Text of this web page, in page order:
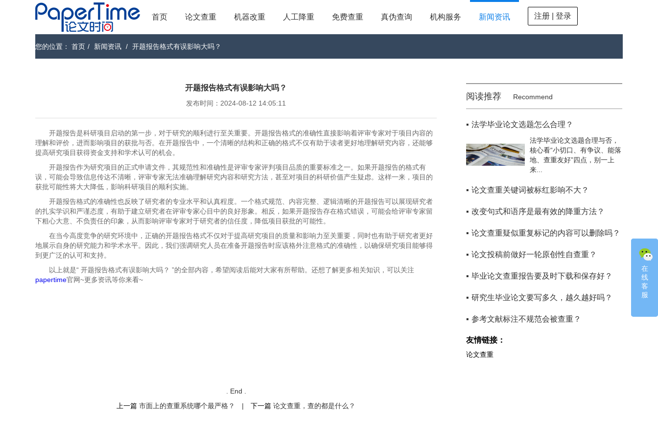
首页 论文查重 机器改重 人工降重 免费查重 真伪查询 机构服务 新闻资讯 注册 | 登录
在
线
客
服
您的位置： 首页 / 新闻资讯 / 开题报告格式有误影响大吗？
开题报告格式有误影响大吗？
发布时间：2024-08-12 14:05:11
开题报告是科研项目启动的第一步，对于研究的顺利进行至关重要。开题报告格式的准确性直接影响着评审专家对于项目内容的
理解和评价，进而影响项目的获批与否。在开题报告中，一个清晰的结构和正确的格式不仅有助于读者更好地理解研究内容，还能够
提高研究项目获得资金支持和学术认可的机会。
开题报告作为研究项目的正式申请文件，其规范性和准确性是评审专家评判项目品质的重要标准之一。如果开题报告的格式有
误，可能会导致信息传达不清晰，评审专家无法准确理解研究内容和研究方法，甚至对项目的科研价值产生疑虑。这样一来，项目的
获批可能性将大大降低，影响科研项目的顺利实施。
开题报告格式的准确性也反映了研究者的专业水平和认真程度。一个格式规范、内容完整、逻辑清晰的开题报告可以展现研究者
的扎实学识和严谨态度，有助于建立研究者在评审专家心目中的良好形象。相反，如果开题报告存在格式错误，可能会给评审专家留
下粗心大意、不负责任的印象，从而影响评审专家对于研究者的信任度，降低项目获批的可能性。
在当今高度竞争的研究环境中，正确的开题报告格式不仅对于提高研究项目的质量和影响力至关重要，同时也有助于研究者更好
地展示自身的研究能力和学术水平。因此，我们强调研究人员在准备开题报告时应该格外注意格式的准确性，以确保研究项目能够得
到更广泛的认可和支持。
以上就是“ 开题报告格式有误影响大吗？ ”的全部内容，希望阅读后能对大家有所帮助。还想了解更多相关知识，可以关注
papertime官网~更多资讯等你来看~
. End .
上一篇 市面上的查重系统哪个最严格？ | 下一篇 论文查重，查的都是什么？
阅读推荐 Recommend
▪ 法学毕业论文选题怎么合理？
法学毕业论文选题合理与否，
核心看“小切口、有争议、能落
地、查重友好”四点，别一上
来...
▪ 论文查重关键词被标红影响不大？
▪ 改变句式和语序是最有效的降重方法？
▪ 论文查重疑似重复标记的内容可以删除吗？
▪ 论文投稿前做好一轮原创性自查重？
▪ 毕业论文查重报告要及时下载和保存好？
▪ 研究生毕业论文要写多久，越久越好吗？
▪ 参考文献标注不规范会被查重？
友情链接：
论文查重
在
线
客
服